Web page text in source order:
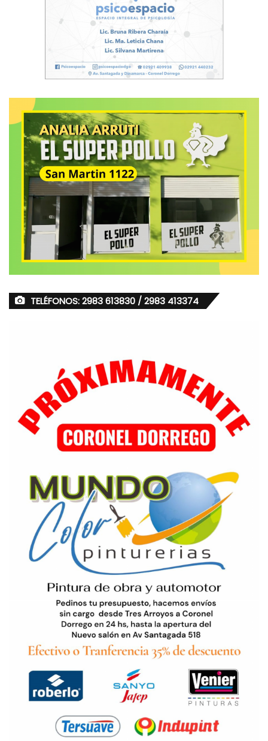
TELÉFONOS: 2983 613830 / 2983 413374